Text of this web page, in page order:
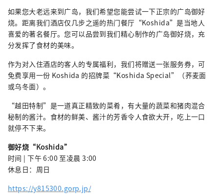
如果您大老远来到广岛，我们希望您能尝试一下正宗的广岛御好
烧。距离我们酒店仅几步之遥的热门餐厅“Koshida”是当地人
喜爱的著名餐厅。您可以品尝到我们精心制作的广岛御好烧，充
分发挥了食材的美味。
作为对入住酒店的客人的专属福利，我们将赠送一张服务券，可
免费享用一份 Koshida 的招牌菜“Koshida Special”（荞麦面
或乌冬面）。
“越田特制”是一道真正精致的菜肴，有大量的蔬菜和猪肉混合
秘制的酱汁。食材的鲜美、酱汁的芳香令人食欲大开，吃上一口
就停不下来。
御好烧“Koshida”
时间 | 下午 6:00 至凌晨 3:00
休息日：周日
https://y815300.gorp.jp/